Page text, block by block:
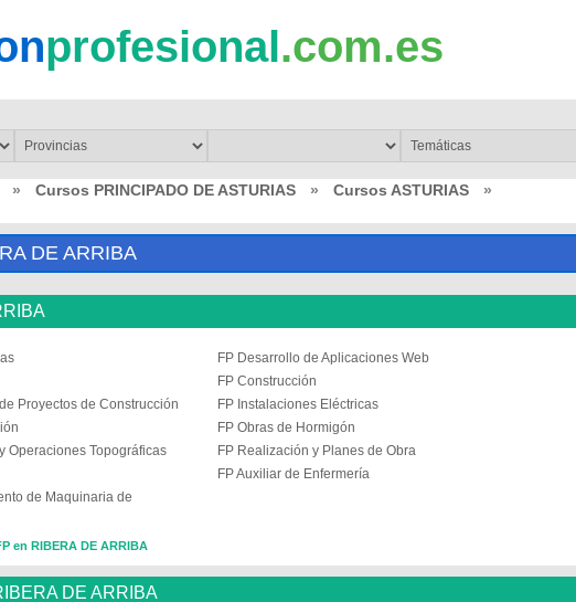
profesional.com.es
» Cursos PRINCIPADO DE ASTURIAS » Cursos ASTURIAS
»
DE ARRIBA
FP Desarrollo de Aplicaciones Web
FP Construcción
Proyectos de Construcción
FP Instalaciones Eléctricas
FP Obras de Hormigón
Operaciones Topográficas
FP Realización y Planes de Obra
FP Auxiliar de Enfermería
de Maquinaria de
en RIBERA DE ARRIBA
DE ARRIBA